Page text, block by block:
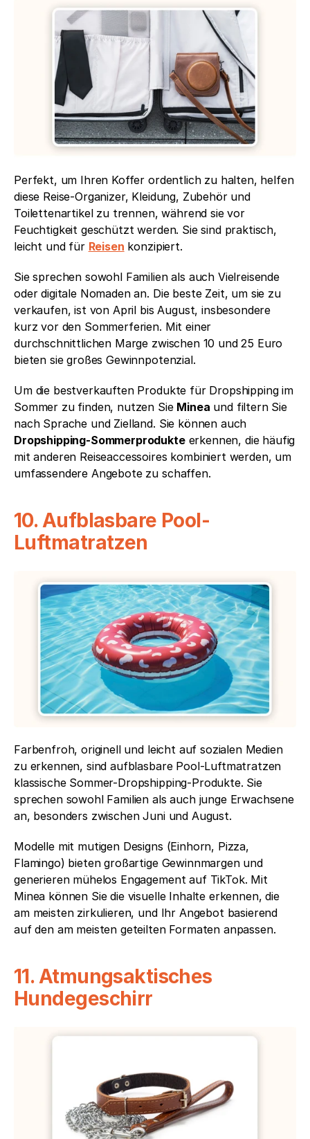
Perfekt, um Ihren Koffer ordentlich zu halten, helfen
diese Reise-Organizer, Kleidung, Zubehör und
Toilettenartikel zu trennen, während sie vor
Feuchtigkeit geschützt werden. Sie sind praktisch,
leicht und für Reisen konzipiert.
Sie sprechen sowohl Familien als auch Vielreisende
oder digitale Nomaden an. Die beste Zeit, um sie zu
verkaufen, ist von April bis August, insbesondere
kurz vor den Sommerferien. Mit einer
durchschnittlichen Marge zwischen 10 und 25 Euro
bieten sie großes Gewinnpotenzial.
Um die bestverkauften Produkte für Dropshipping im
Sommer zu finden, nutzen Sie Minea und filtern Sie
Dropshipping-Sommerprodukte erkennen, die häufig
mit anderen Reiseaccessoires kombiniert werden, um
umfassendere Angebote zu schaffen.
10. Aufblasbare Pool-
Luftmatratzen
Farbenfroh, originell und leicht auf sozialen Medien
zu erkennen, sind aufblasbare Pool-Luftmatratzen
klassische Sommer-Dropshipping-Produkte. Sie
sprechen sowohl Familien als auch junge Erwachsene
an, besonders zwischen Juni und August.
Modelle mit mutigen Designs (Einhorn, Pizza,
Flamingo) bieten großartige Gewinnmargen und
generieren mühelos Engagement auf TikTok. Mit
Minea können Sie die visuelle Inhalte erkennen, die
am meisten zirkulieren, und Ihr Angebot basierend
auf den am meisten geteilten Formaten anpassen.
11. Atmungsaktisches
Hundegeschirr